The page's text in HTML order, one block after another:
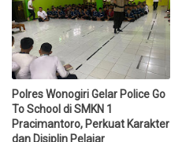
Polres Wonogiri Gelar Police Go
To School di SMKN 1
Pracimantoro, Perkuat Karakter
dan Disiplin Pelajar